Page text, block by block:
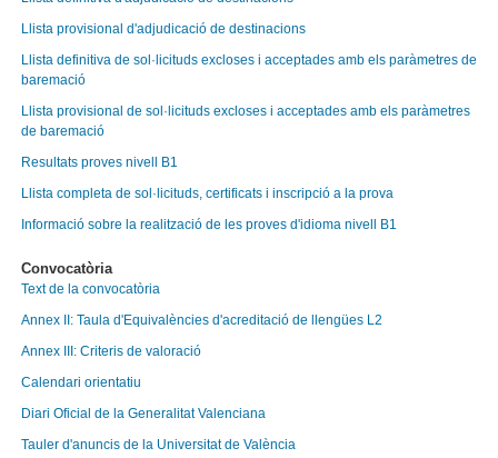
Llista provisional d'adjudicació de destinacions
Llista definitiva de sol·licituds excloses i acceptades amb els paràmetres de
baremació
Llista provisional de sol·licituds excloses i acceptades amb els paràmetres
de baremació
Resultats proves nivell B1
Llista completa de sol·licituds, certificats i inscripció a la prova
Informació sobre la realització de les proves d'idioma nivell B1
Convocatòria
Text de la convocatòria
Annex II: Taula d'Equivalències d'acreditació de llengües L2
Annex III: Criteris de valoració
Calendari orientatiu
Diari Oficial de la Generalitat Valenciana
Tauler d'anuncis de la Universitat de València